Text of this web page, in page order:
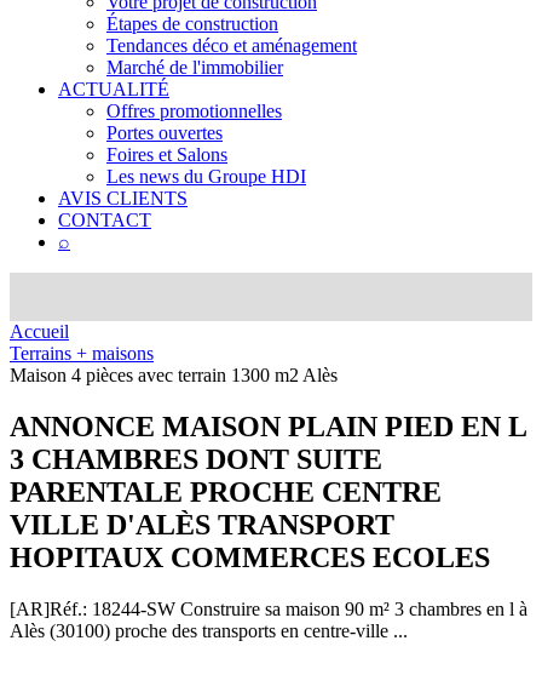
Étapes de construction
Tendances déco et aménagement
Marché de l'immobilier
ACTUALITÉ
Offres promotionnelles
Portes ouvertes
Foires et Salons
Les news du Groupe HDI
AVIS CLIENTS
CONTACT
⌕
Accueil
Terrains + maisons
Maison 4 pièces avec terrain 1300 m2 Alès
ANNONCE MAISON PLAIN PIED EN L
3 CHAMBRES DONT SUITE
PARENTALE PROCHE CENTRE
VILLE D'ALÈS TRANSPORT
HOPITAUX COMMERCES ECOLES
[AR]Réf.: 18244-SW Construire sa maison 90 m² 3 chambres en l à
Alès (30100) proche des transports en centre-ville ...